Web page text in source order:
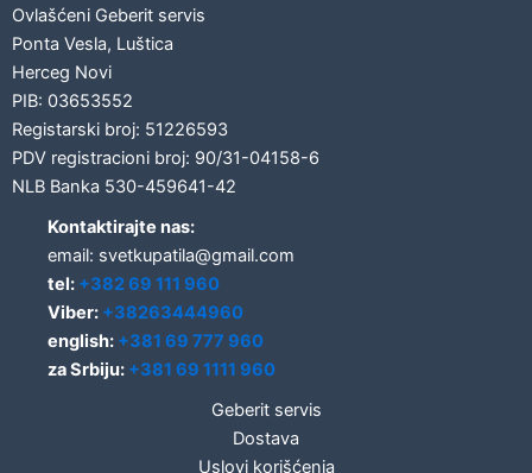
Ovlašćeni Geberit servis
Ponta Vesla, Luštica
Herceg Novi
PIB: 03653552
Registarski broj: 51226593
PDV registracioni broj: 90/31-04158-6
NLB Banka 530-459641-42
Kontaktirajte nas:
email: svetkupatila@gmail.com
tel: +382 69 111 960
Viber: +38263444960
english: +381 69 777 960
za Srbiju: +381 69 1111 960
Geberit servis
Dostava
Uslovi korišćenja